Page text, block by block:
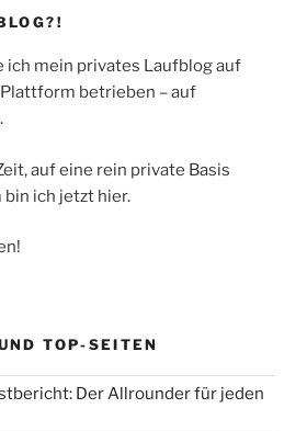
ich mein privates Laufblog auf
betrieben – auf
.
auf eine rein private Basis
bin ich jetzt hier.
TOP-SEITEN
Der Allrounder für jeden